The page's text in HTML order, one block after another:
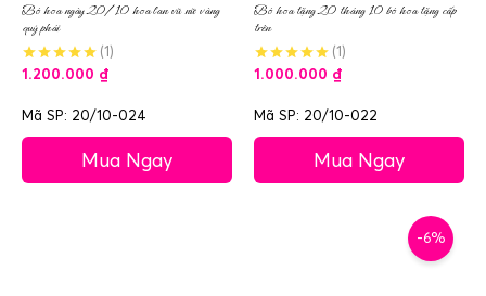
Bó hoa ngày 20/10 hoa lan vũ nữ vàng
quý phái
(1)
1.200.000 ₫
Mã SP: 20/10-024
Mua Ngay
Bó hoa tặng 20 tháng 10 bó hoa tặng cấp
trên
(1)
1.000.000 ₫
Mã SP: 20/10-022
Mua Ngay
-6%